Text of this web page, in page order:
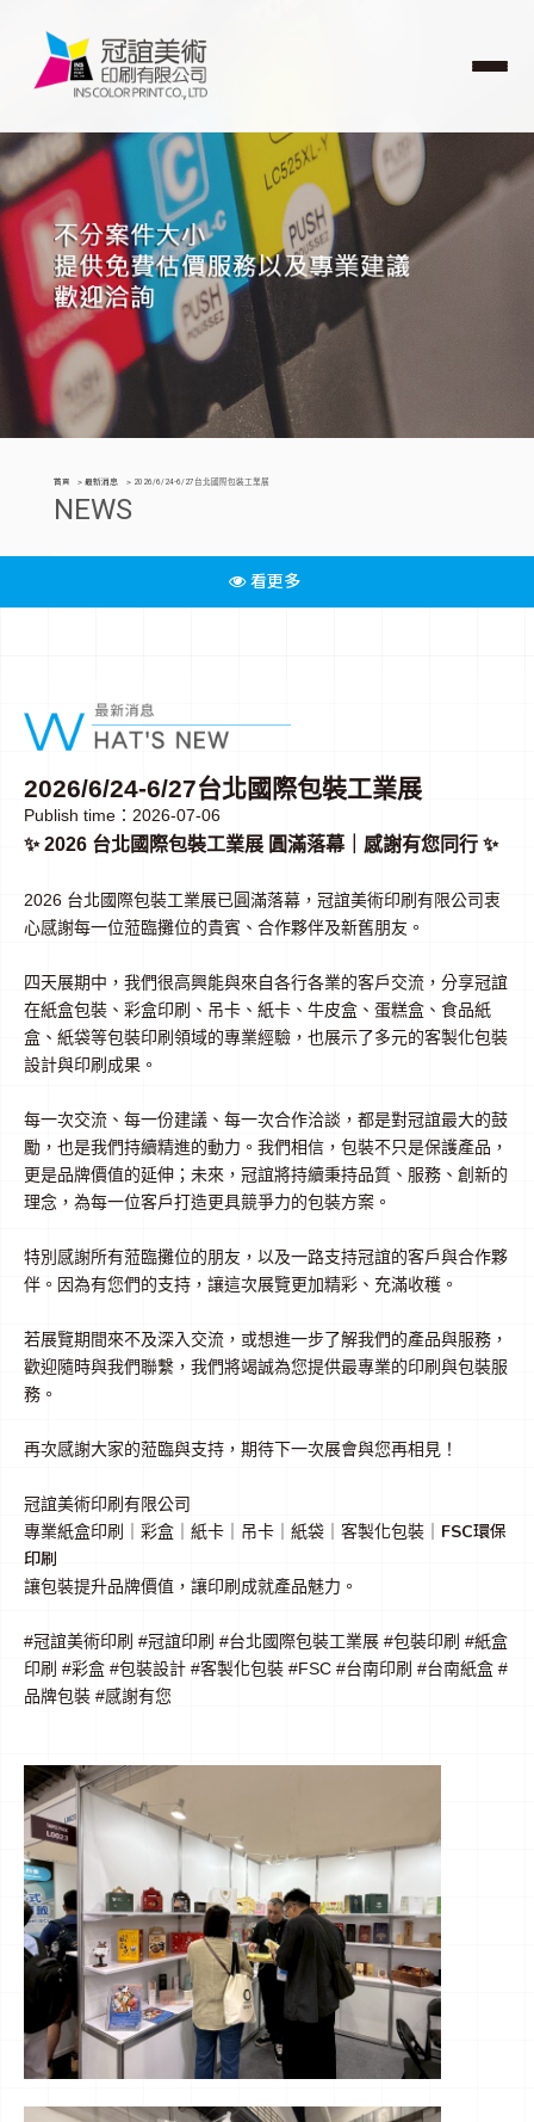
首頁 最新消息 2026/6/24-6/27台北國際包裝工業展
NEWS
看更多
2026/6/24-6/27台北國際包裝工業展
Publish time：2026-07-06
✨ 2026 台北國際包裝工業展 圓滿落幕｜感謝有您同行 ✨
2026 台北國際包裝工業展已圓滿落幕，冠誼美術印刷有限公司衷
心感謝每一位蒞臨攤位的貴賓、合作夥伴及新舊朋友。
四天展期中，我們很高興能與來自各行各業的客戶交流，分享冠誼
在紙盒包裝、彩盒印刷、吊卡、紙卡、牛皮盒、蛋糕盒、食品紙
盒、紙袋等包裝印刷領域的專業經驗，也展示了多元的客製化包裝
設計與印刷成果。
每一次交流、每一份建議、每一次合作洽談，都是對冠誼最大的鼓
勵，也是我們持續精進的動力。我們相信，包裝不只是保護產品，
更是品牌價值的延伸；未來，冠誼將持續秉持品質、服務、創新的
理念，為每一位客戶打造更具競爭力的包裝方案。
特別感謝所有蒞臨攤位的朋友，以及一路支持冠誼的客戶與合作夥
伴。因為有您們的支持，讓這次展覽更加精彩、充滿收穫。
若展覽期間來不及深入交流，或想進一步了解我們的產品與服務，
歡迎隨時與我們聯繫，我們將竭誠為您提供最專業的印刷與包裝服
務。
再次感謝大家的蒞臨與支持，期待下一次展會與您再相見！
冠誼美術印刷有限公司
專業紙盒印刷｜彩盒｜紙卡｜吊卡｜紙袋｜客製化包裝｜ FSC環保
印刷
讓包裝提升品牌價值，讓印刷成就產品魅力。
#冠誼美術印刷 #冠誼印刷 #台北國際包裝工業展 #包裝印刷 #紙盒
印刷 #彩盒 #包裝設計 #客製化包裝 #FSC #台南印刷 #台南紙盒 #
品牌包裝 #感謝有您